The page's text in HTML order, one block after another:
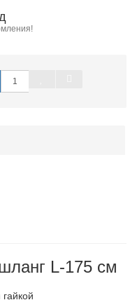
L-175 cм